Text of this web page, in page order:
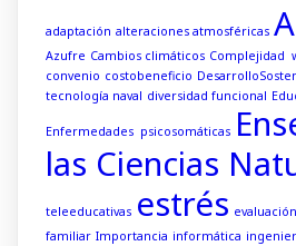
adaptación alteraciones atmosféricas
Azufre Cambios climáticos Complejidad
convenio costobeneficio
tecnología naval diversidad funcional
Enfermedades psicosomáticas
las Ciencias
teleeducativas estrés evaluación
familiar Importancia informática